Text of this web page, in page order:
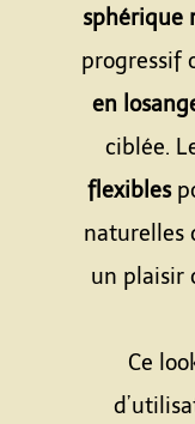
sphérique
progressif
en
ciblée.
flexibles
naturelles
un plaisir
Ce